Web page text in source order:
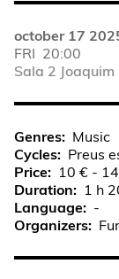
october 17
FRI 20:00
Sala 2 Joaquim
Genres
Music
Cycles
Preus
Price
10 € -
Duration
1 h
Language
-
Organizers